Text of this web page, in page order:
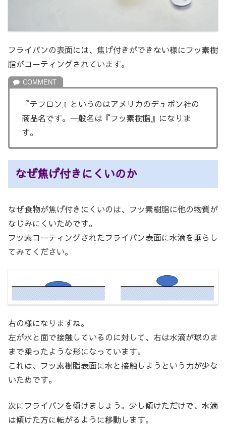
フライパンの表面には、焦げ付きができない様にフッ素樹
脂がコーティングされています。
『テフロン』というのはアメリカのデュポン社の
商品名です。一般名は『フッ素樹脂』になりま
す。
なぜ焦げ付きにくいのか
なぜ食物が焦げ付きにくいのは、フッ素樹脂に他の物質が
なじみにくいためです。
フッ素コーティングされたフライパン表面に水滴を垂らし
てみてください。
右の様になりますね。
左が水と面で接触しているのに対して、右は水滴が球のま
まで乗ったような形になっています。
これは、フッ素樹脂表面に水と接触しようという力が少な
いためです。
次にフライパンを傾けましょう。少し傾けただけで、水滴
は傾けた方に転がるように移動します。